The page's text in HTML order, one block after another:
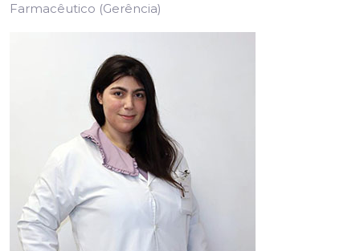
Farmacêutico (Gerência)